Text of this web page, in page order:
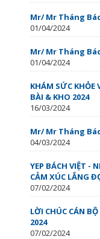
Mr/ Mr Tháng
01/04/2024
Mr/ Mr Tháng
01/04/2024
KHÁM SỨC KHỎE
BÀI & KHO 2024
16/03/2024
Mr/ Mr Tháng
04/03/2024
YEP BÁCH VIỆT -
CẢM XÚC LẮNG
07/02/2024
LỜI CHÚC CÁN
2024
07/02/2024